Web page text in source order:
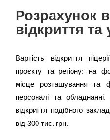
Розрахунок
відкриття
Вартість відкриття
проєкту та регіону: на
місце розташування та
персоналі та
відкриття подібного
від 300 тис. грн.